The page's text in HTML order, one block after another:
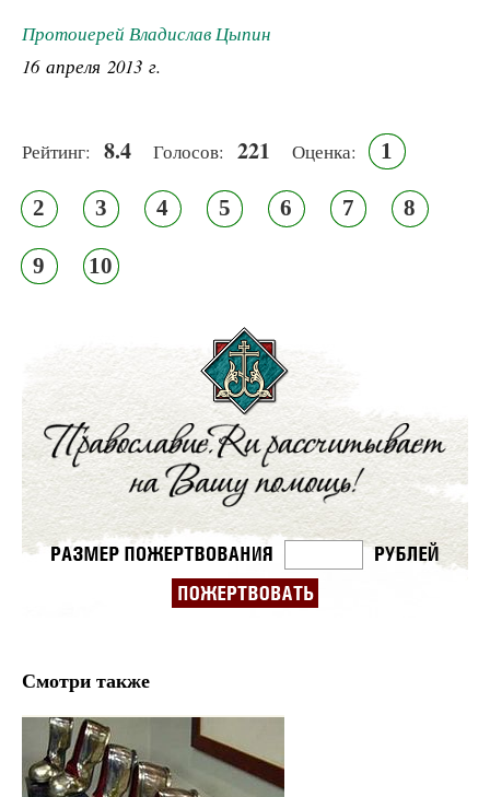
Протоиерей Владислав Цыпин
16 апреля 2013 г.
Рейтинг: 8.4 Голосов: 221 Оценка: 1
2 3 4 5 6 7 8
9 10
Смотри также